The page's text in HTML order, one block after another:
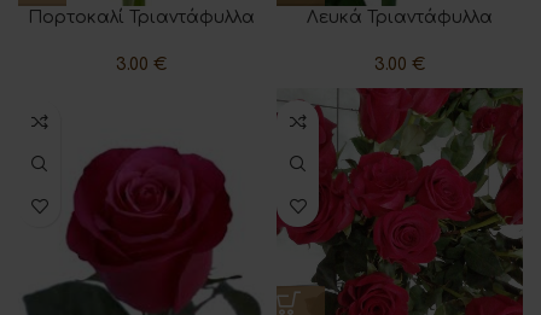
Πορτοκαλί Τριαντάφυλλα
3.00 €
Λευκά Τριαντάφυλλα
3.00 €